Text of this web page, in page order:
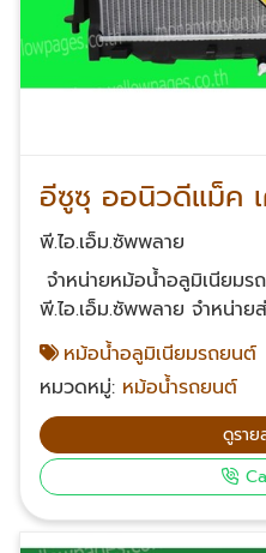
อีซูซุ ออนิวดีแม็ค
15 เกียร์ธรรมดา
พี.ไอ.เอ็ม.ซัพพลาย
จำหน่ายหม้อน้ำอลูมิเนียมร
พี.ไอ.เอ็ม.ซัพพลาย จำหน่า
รถยนต์ หม้อน้ำอลูมิเนียมทั้
ทุกยี่ห้อ สนใจสั่งซื้อหรือสอบถามเพิ่มเติมเกี่ยวกับหม้อน้ำ
อลูมิเนียมรถยนต์ โทรศัพท์ 061-624-2342, 063-232-
2361, 085-539-2453, 099-
suriyonl@yahoo.com Facebook: พี.ไอ.เอ็ม.ซัพพลาย
หม้อน้ำรถยนต์
หม้อน้ำอลูมิเนียมรถยนต์
หมวดหมู่: หม้อน้ำรถยนต์
ดูราย